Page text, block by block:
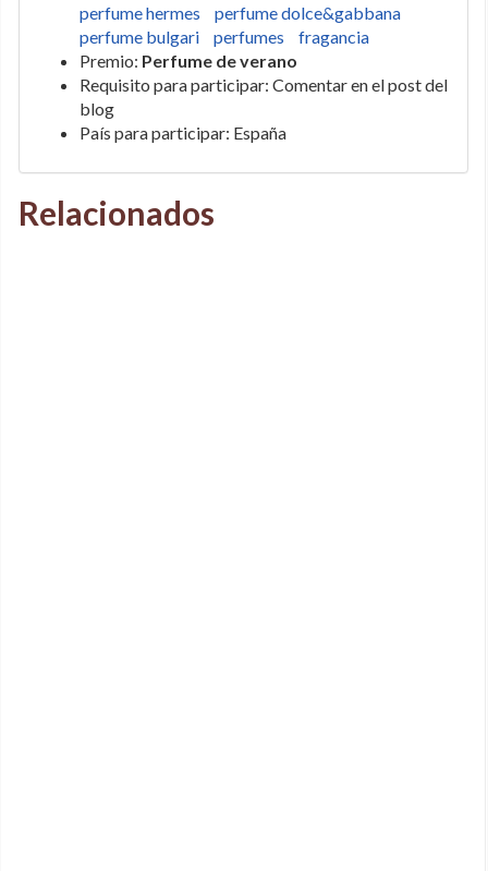
perfume hermes
perfume dolce&gabbana
perfume bulgari
perfumes
fragancia
Premio: Perfume de verano
Requisito para participar: Comentar en el post del
blog
País para participar: España
Relacionados